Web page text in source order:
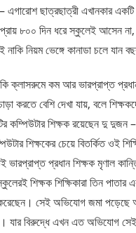
– এগারোশ ছাত্রছাত্রী এখানকার
৮০০ দিন ধরে স্কুলেই আসেন না,
নাকি নিয়ম ভেঙ্গে কানাডা চলে যান
ক্লাসরুমে কম আর ভারপ্রাপ্ত
করতে বেশি দেখা যায়, বলে
কম্পিউটার শিক্ষক রয়েছেন দু
শিক্ষকের চেয়ে বিতর্কিত ওই
ভারপ্রাপ্ত প্রধান শিক্ষক মৃণাল
শিক্ষক শিক্ষিকারা তিন
সেই অভিযোগ জমা পড়েছে
যার বিরুদ্ধে এখন এত অভিযোগ সেই